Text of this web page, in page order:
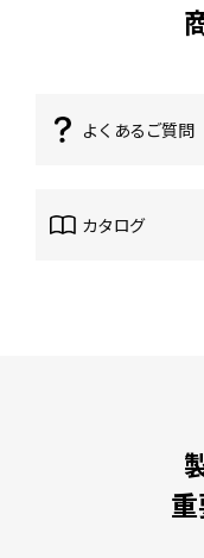
よくあるご質問
カタログ